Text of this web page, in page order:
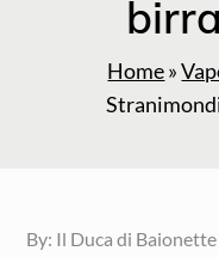
Home»
By: Il Duca di Baionette